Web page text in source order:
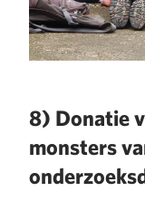
8) Donatie
monsters